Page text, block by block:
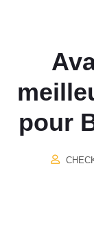
pour